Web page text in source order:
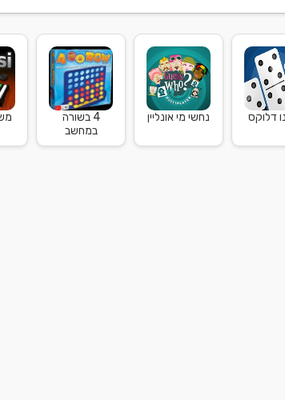
דלוקס נחשי מי אונליין
4 בשורה
במחשב